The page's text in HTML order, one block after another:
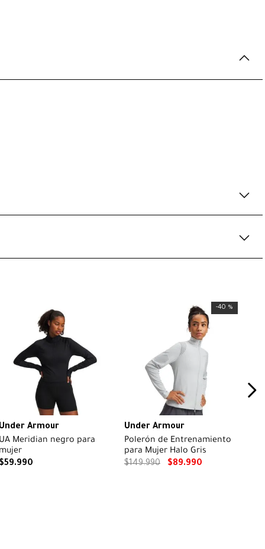
Armour
Meridian negro para
59.990
-40 %
Under Armour
Polerón de Entrenamiento
para Mujer Halo Gris
$149.990 $89.990